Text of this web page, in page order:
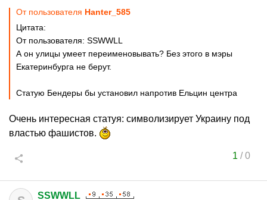
От пользователя Hanter_585
Цитата:
От пользователя: SSWWLL
А он улицы умеет переименовывать? Без этого в мэры
Екатеринбурга не берут.
Статую Бендеры бы установил напротив Ельцин центра
Очень интересная статуя: символизирует Украину под
властью фашистов.
1 /0
SSWWLL